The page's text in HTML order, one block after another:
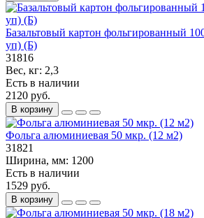
Базальтовый картон фольгированный
уп) (Б)
31816
Вес, кг: 2,3
Есть в наличии
2120 руб.
В корзину
Фольга алюминиевая 50 мкр. (12 м2)
31821
Ширина, мм: 1200
Есть в наличии
1529 руб.
В корзину